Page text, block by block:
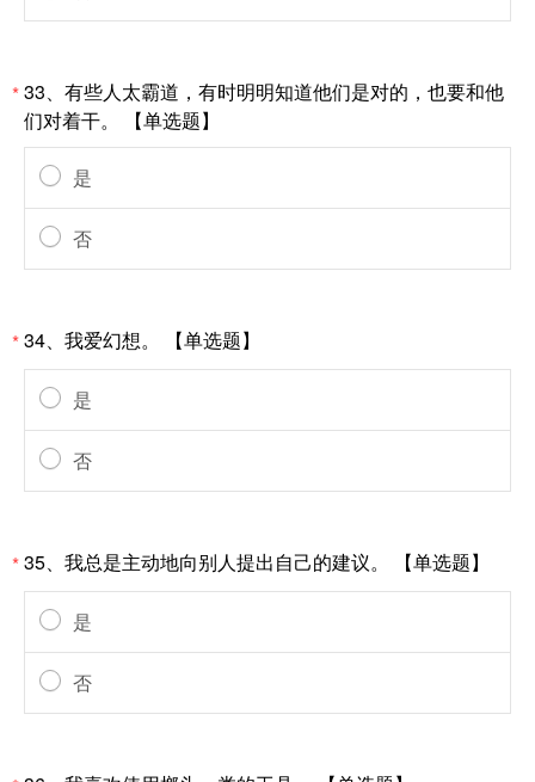
*33、有些人太霸道，有时明明知道他们是对的，也要和他
们对着干。 【单选题】
是
否
*34、我爱幻想。 【单选题】
是
否
*35、我总是主动地向别人提出自己的建议。 【单选题】
是
否